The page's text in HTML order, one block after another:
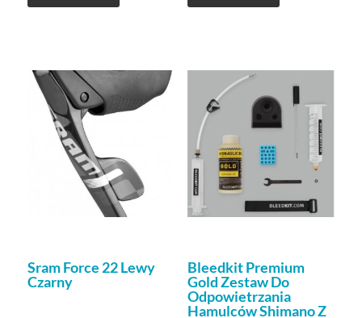
Sram Force 22 Lewy
Czarny
Bleedkit Premium
Gold Zestaw Do
Odpowietrzania
Hamulców Shimano Z